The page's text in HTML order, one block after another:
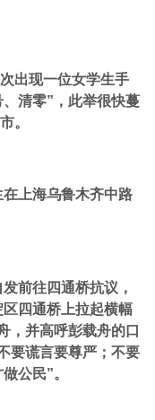
出现一位女学生手
清零”，此举很快蔓
。
上海乌鲁木齐中路
前往四通桥抗议，
四通桥上拉起横幅
，并高呼彭载舟的口
要谎言要尊严；不要
公民”。